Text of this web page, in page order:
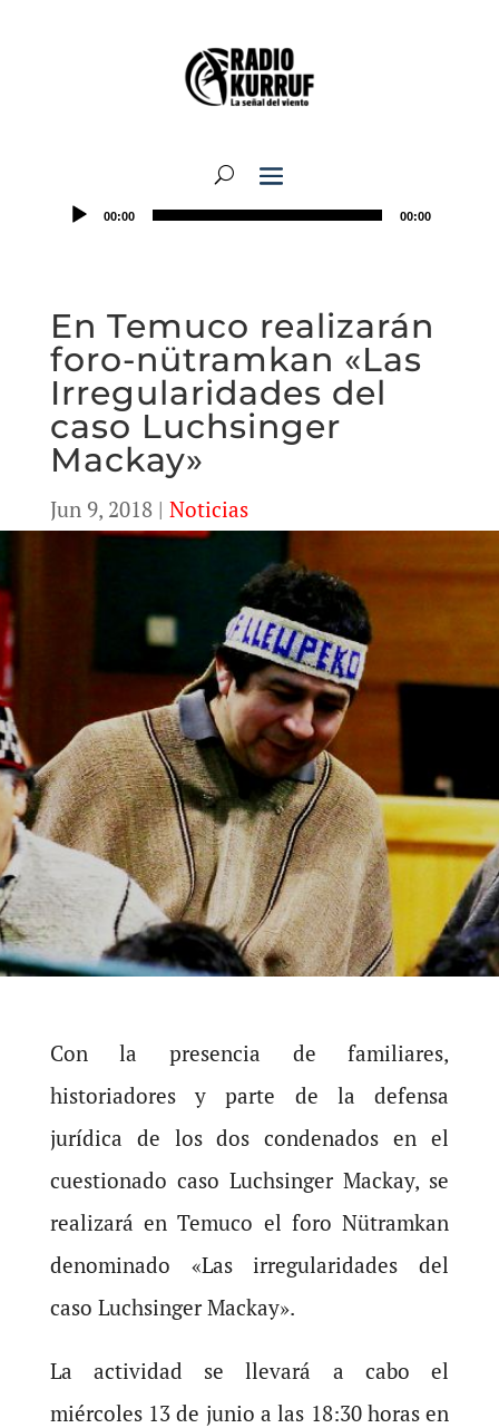
00:00 00:00
En Temuco realizarán
foro-nütramkan «Las
Irregularidades del
caso Luchsinger
Mackay»
Jun 9, 2018| Noticias
Con la presencia de familiares,
historiadores y parte de la defensa
jurídica de los dos condenados en el
cuestionado caso Luchsinger Mackay, se
realizará en Temuco el foro Nütramkan
denominado «Las irregularidades del
caso Luchsinger Mackay».
La actividad se llevará a cabo el
miércoles 13 de junio a las 18:30 horas en